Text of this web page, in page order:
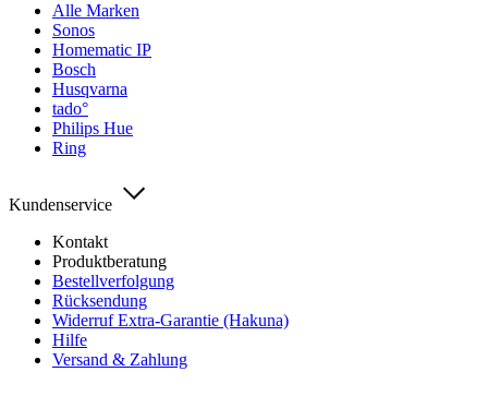
Alle Marken
Sonos
Homematic IP
Bosch
Husqvarna
tado°
Philips Hue
Ring
Kundenservice
Kontakt
Produktberatung
Bestellverfolgung
Rücksendung
Widerruf Extra-Garantie (Hakuna)
Hilfe
Versand & Zahlung